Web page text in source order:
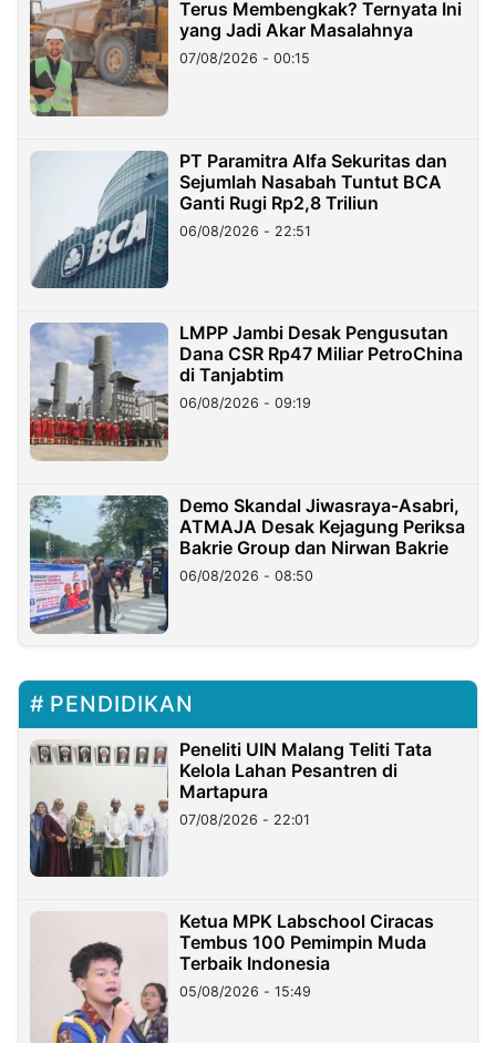
Terus Membengkak? Ternyata Ini
yang Jadi Akar Masalahnya
07/08/2026 - 00:15
PT Paramitra Alfa Sekuritas dan
Sejumlah Nasabah Tuntut BCA
Ganti Rugi Rp2,8 Triliun
06/08/2026 - 22:51
LMPP Jambi Desak Pengusutan
Dana CSR Rp47 Miliar PetroChina
di Tanjabtim
06/08/2026 - 09:19
Demo Skandal Jiwasraya-Asabri,
ATMAJA Desak Kejagung Periksa
Bakrie Group dan Nirwan Bakrie
06/08/2026 - 08:50
PENDIDIKAN
Peneliti UIN Malang Teliti Tata
Kelola Lahan Pesantren di
Martapura
07/08/2026 - 22:01
Ketua MPK Labschool Ciracas
Tembus 100 Pemimpin Muda
Terbaik Indonesia
05/08/2026 - 15:49